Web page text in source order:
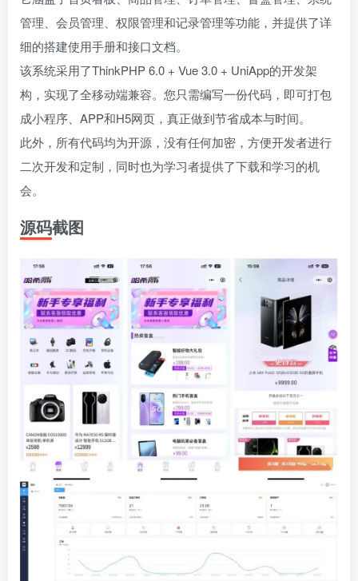
管理、会员管理、权限管理和记录管理等功能，并提供了详
细的搭建使用手册和接口文档。
该系统采用了ThinkPHP 6.0 + Vue 3.0 + UniApp的开发架
构，实现了全移动端兼容。您只需编写一份代码，即可打包
成小程序、APP和H5网页，真正做到节省成本与时间。
此外，所有代码均为开源，没有任何加密，方便开发者进行
二次开发和定制，同时也为学习者提供了下载和学习的机
会。
源码截图